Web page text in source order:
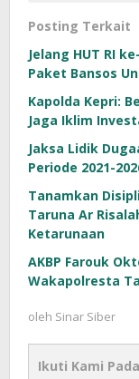
Posting Terkait
Jelang HUT RI
Paket Bansos
Kapolda Kepri:
Jaga Iklim
Jaksa Lidik
Periode 2021-
Tanamkan
Taruna Ar
Ketarunaan
AKBP Farouk
Wakapolresta
oleh Sinar Siber
Ikuti Kami Pada